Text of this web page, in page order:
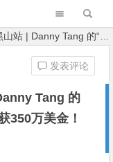
”以主赛冠军收官，斩获350万美金！王烨获得第三名
Tang 的
350万美金！
发表评论